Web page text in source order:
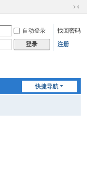
切
到
自动登录
找回密码
登录 注册
快捷导航